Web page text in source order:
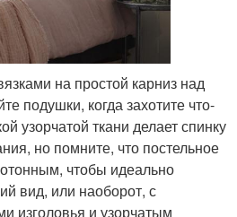
на простой карниз над
подушки, когда захотите что-
узорчатой ​​ткани делает спинку
но помните, что постельное
чтобы идеально
вид, или наоборот, с
изголовья и узорчатым